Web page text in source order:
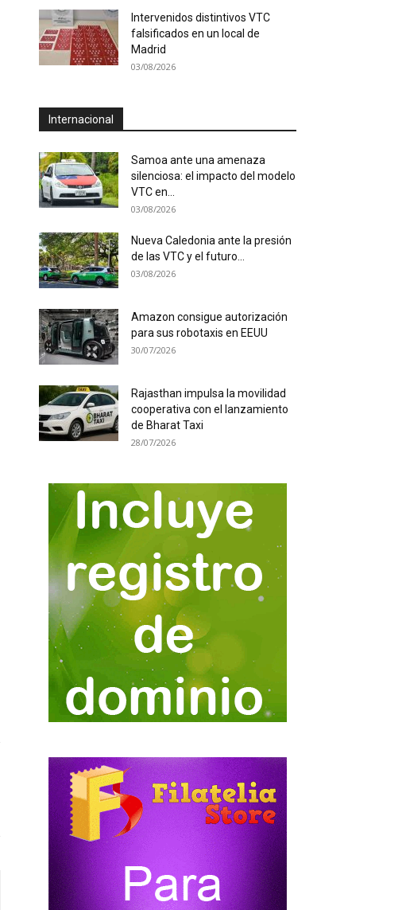
Intervenidos distintivos VTC
falsificados en un local de
Madrid
03/08/2026
Internacional
Samoa ante una amenaza
silenciosa: el impacto del modelo
VTC en...
03/08/2026
Nueva Caledonia ante la presión
de las VTC y el futuro...
03/08/2026
Amazon consigue autorización
para sus robotaxis en EEUU
30/07/2026
Rajasthan impulsa la movilidad
cooperativa con el lanzamiento
de Bharat Taxi
28/07/2026